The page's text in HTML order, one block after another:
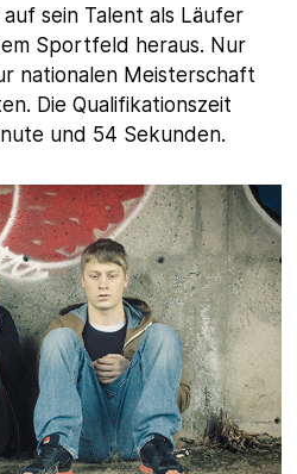
sein Talent als Läufer
Sportfeld heraus. Nur
nationalen Meisterschaft
Die Qualifikationszeit
und 54 Sekunden.